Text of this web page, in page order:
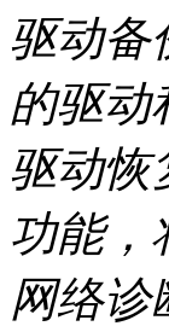
驱动备
的驱动
驱动恢
功能，
网络诊